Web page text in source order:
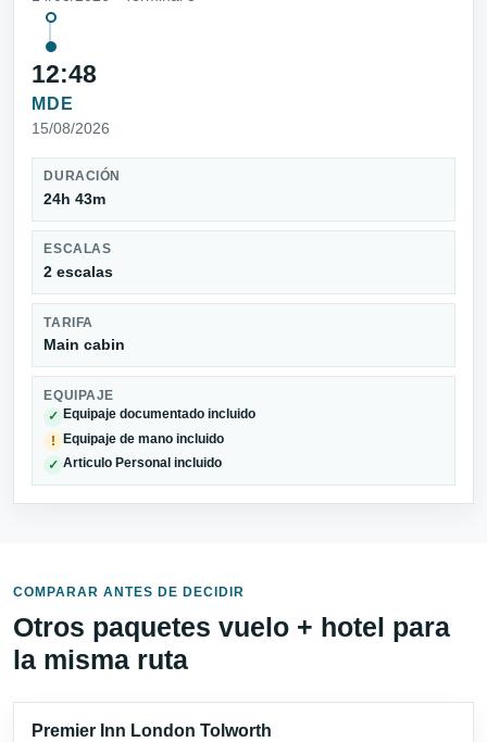
12:48
MDE
15/08/2026
DURACIÓN
24h 43m
ESCALAS
2 escalas
TARIFA
Main cabin
EQUIPAJE
✓ Equipaje documentado incluido
! Equipaje de mano incluido
✓ Articulo Personal incluido
COMPARAR ANTES DE DECIDIR
Otros paquetes vuelo + hotel para
la misma ruta
Premier Inn London Tolworth